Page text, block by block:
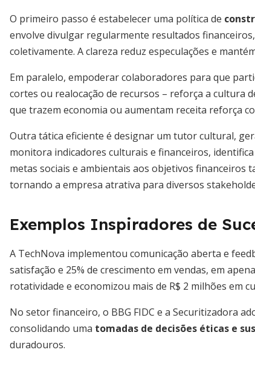
O primeiro passo é estabelecer uma política de
envolve divulgar regularmente resultados
coletivamente. A clareza reduz especulações e
Em paralelo, empoderar colaboradores para que
cortes ou realocação de recursos – reforça a cultura
que trazem economia ou aumentam receita reforça
Outra tática eficiente é designar um tutor cultural,
monitora indicadores culturais e financeiros,
metas sociais e ambientais aos objetivos financeiros
tornando a empresa atrativa para diversos
Exemplos Inspiradores de
A TechNova implementou comunicação aberta e
satisfação e 25% de crescimento em vendas, em
rotatividade e economizou mais de R$ 2 milhões em
No setor financeiro, o BBG FIDC e a Securitizadora
consolidando uma tomadas de decisões éticas e
duradouros.